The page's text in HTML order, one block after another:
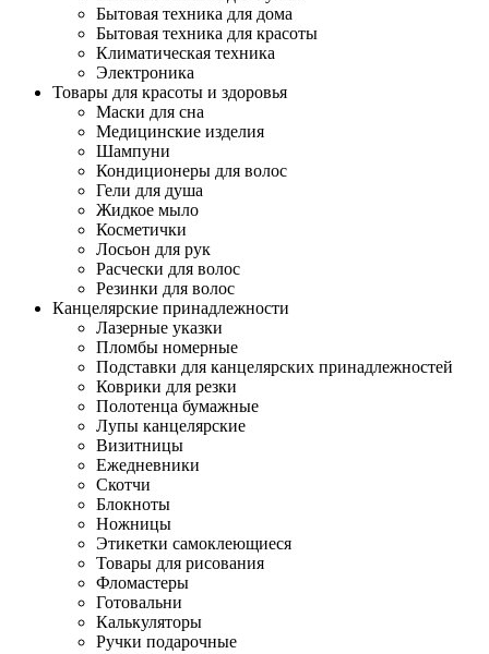
Бытовая техника для дома
Бытовая техника для красоты
Климатическая техника
Электроника
Товары для красоты и здоровья
Маски для сна
Медицинские изделия
Шампуни
Кондиционеры для волос
Гели для душа
Жидкое мыло
Косметички
Лосьон для рук
Расчески для волос
Резинки для волос
Канцелярские принадлежности
Лазерные указки
Пломбы номерные
Подставки для канцелярских принадлежностей
Коврики для резки
Полотенца бумажные
Лупы канцелярские
Визитницы
Ежедневники
Скотчи
Блокноты
Ножницы
Этикетки самоклеющиеся
Товары для рисования
Фломастеры
Готовальни
Калькуляторы
Ручки подарочные